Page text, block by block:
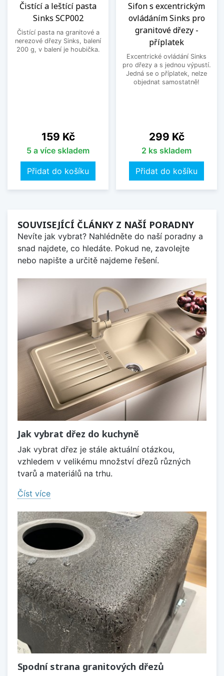
Čistící a leštící pasta
Sinks SCP002
Čistící pasta na granitové a
nerezové dřezy Sinks, balení
200 g, v balení je houbička.
Cena
159 Kč
5 a více skladem
Přidat do košíku
Sifon s excentrickým
ovládáním Sinks pro
granitové dřezy -
příplatek
Excentrické ovládání Sinks
pro dřezy a s jednou výpustí.
Jedná se o příplatek, nelze
objednat samostatně!
Cena
299 Kč
2 ks skladem
Přidat do košíku
SOUVISEJÍCÍ ČLÁNKY Z NAŠÍ PORADNY
Nevíte jak vybrat? Nahlédněte do naší poradny a
snad najdete, co hledáte. Pokud ne, zavolejte
nebo napište a určitě najdeme řešení.
Jak vybrat dřez do kuchyně
Jak vybrat dřez je stále aktuální otázkou,
vzhledem v velikému množství dřezů různých
tvarů a materiálů na trhu.
Číst více
Spodní strana granitových dřezů